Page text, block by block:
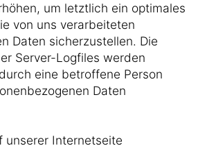
um letztlich ein optimales
von uns verarbeiteten
Daten sicherzustellen. Die
Server-Logfiles werden
eine betroffene Person
Daten
unserer Internetseite